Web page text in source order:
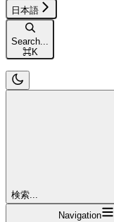
日本語
Search...
⌘K
検索...
Navigation